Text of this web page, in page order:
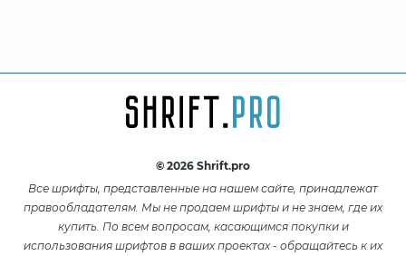
© 2026 Shrift.pro
Все шрифты, представленные на нашем сайте, принадлежат
правообладателям. Мы не продаем шрифты и не знаем, где их
купить. По всем вопросам, касающимся покупки и
использования шрифтов в ваших проектах - обращайтесь к их